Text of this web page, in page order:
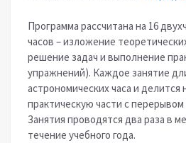
Программа рассчитана на 16
часов – изложение
решение задач и выполнение
упражнений). Каждое занятие
астрономических часа и делится
практическую части с
Занятия проводятся два раза в
течение учебного года.